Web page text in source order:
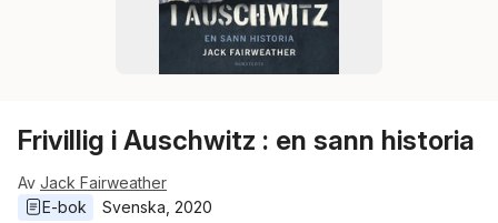
Frivillig i Auschwitz : en sann historia
Av Jack Fairweather
E-bok
Svenska 2020